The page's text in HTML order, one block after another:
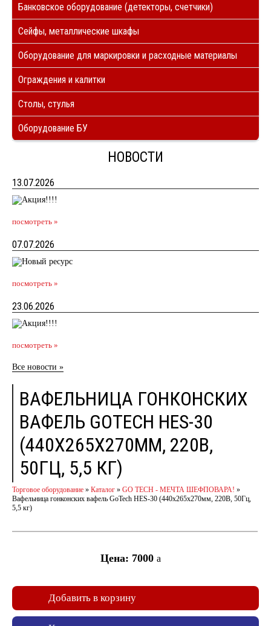
Банковское оборудование (детекторы, счетчики)
Сейфы, металлические шкафы
Оборудование для маркировки и расходные материалы
Ограждения и калитки
Столы, стулья
Оборудование БУ
НОВОСТИ
13.07.2026
посмотреть »
07.07.2026
посмотреть »
23.06.2026
посмотреть »
Все новости »
ВАФЕЛЬНИЦА ГОНКОНСКИХ
ВАФЕЛЬ GOTECH HES-30
(440Х265Х270ММ, 220В,
50ГЦ, 5,5 КГ)
Торговое оборудование » Каталог » GO TECH - МЕЧТА ШЕФПОВАРА! »
Вафельница гонконских вафель GoTech HES-30 (440х265х270мм, 220В, 50Гц,
5,5 кг)
Цена: 7000 a
Добавить в корзину